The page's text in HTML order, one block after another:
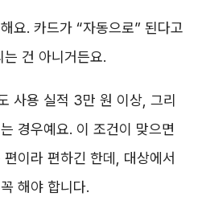
요. 카드가 “자동으로” 된다고
건 아니거든요.
사용 실적 3만 원 이상, 그리
경우예요. 이 조건이 맞으면
이라 편하긴 한데, 대상에서
해야 합니다.